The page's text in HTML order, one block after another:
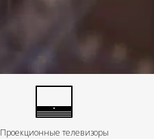
Проекционные телевизоры